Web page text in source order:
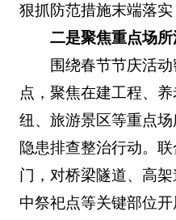
狠抓防范措施末端落实
二是聚焦重点场
围绕春节节庆活
点，聚焦在建工程、
纽、旅游景区等重点
隐患排查整治行动。
门，对桥梁隧道、高
中祭祀点等关键部位